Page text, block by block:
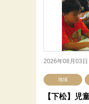
2026年08月03日
地域
【下松】児